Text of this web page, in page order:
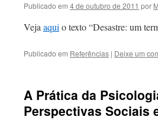
Publicado em 4 de outubro de 2011 por
Veja aqui o texto “Desastre: um
Publicado em Referências | Deixe um
A Prática da
Perspectivas Sociais